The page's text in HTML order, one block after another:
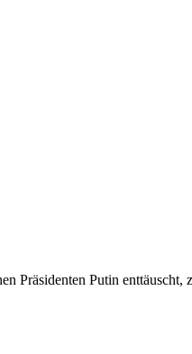
Präsidenten Putin